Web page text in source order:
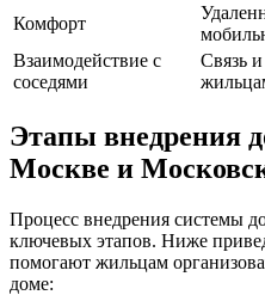
Комфорт
Взаимодействие с
соседями
Связь
Этапы внедрения
Москве и
Процесс внедрения системы
ключевых этапов. Ниже
помогают жильцам
доме: